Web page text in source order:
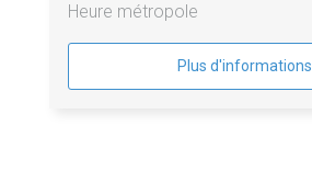
Heure métropole
Plus d'informations